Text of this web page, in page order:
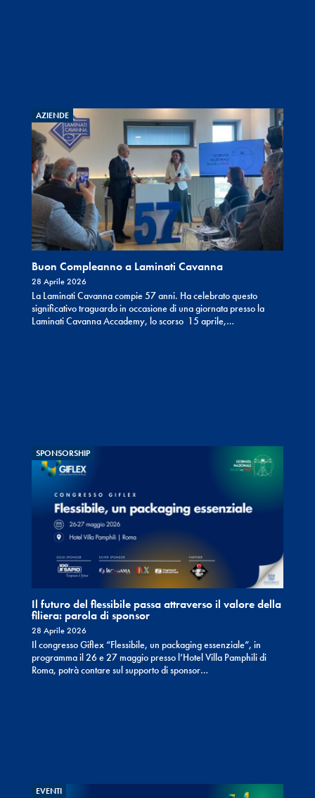
AZIENDE
Buon Compleanno a Laminati Cavanna
28 Aprile 2026
La Laminati Cavanna compie 57 anni. Ha celebrato questo
significativo traguardo in occasione di una giornata presso la
Laminati Cavanna Accademy, lo scorso 15 aprile,…
SPONSORSHIP
Il futuro del flessibile passa attraverso il valore della
filiera: parola di sponsor
28 Aprile 2026
Il congresso Giflex “Flessibile, un packaging essenziale”, in
programma il 26 e 27 maggio presso l’Hotel Villa Pamphili di
Roma, potrà contare sul supporto di sponsor…
EVENTI